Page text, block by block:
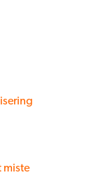
miste